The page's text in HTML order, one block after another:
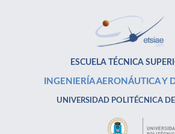
ESCUELA TÉCNICA
INGENIERÍA AERONÁUTICA Y
UNIVERSIDAD POLITÉCNICA